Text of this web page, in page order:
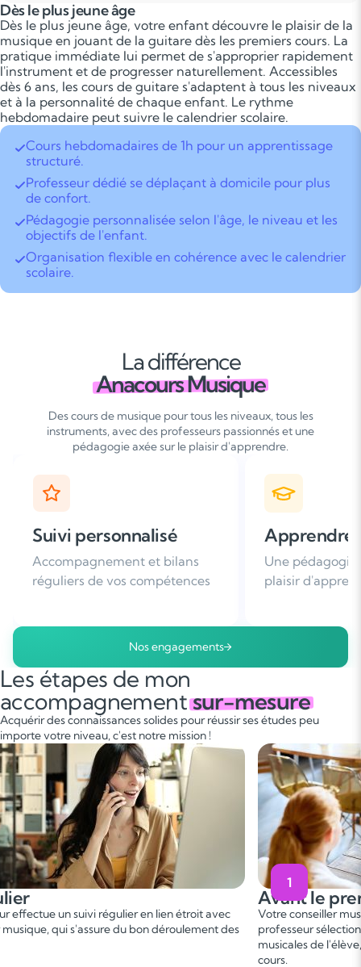
Dès le plus jeune âge
Dès le plus jeune âge, votre enfant découvre le plaisir de la
musique en jouant de la guitare dès les premiers cours. La
pratique immédiate lui permet de s'approprier rapidement
l'instrument et de progresser naturellement. Accessibles
dès 6 ans, les cours de guitare s'adaptent à tous les niveaux
et à la personnalité de chaque enfant. Le rythme
hebdomadaire peut suivre le calendrier scolaire.
Cours hebdomadaires de 1h pour un apprentissage
structuré.
Professeur dédié se déplaçant à domicile pour plus
de confort.
Pédagogie personnalisée selon l'âge, le niveau et les
objectifs de l'enfant.
Organisation flexible en cohérence avec le calendrier
scolaire.
La différence
Anacours Musique
Des cours de musique pour tous les niveaux, tous les
instruments, avec des professeurs passionnés et une
pédagogie axée sur le plaisir d'apprendre.
Apprendre avec plaisir
Une pédagogie basée sur le
plaisir d'apprendre
Plus de 96% de
nous
Nos engagements
Les étapes de mon
accompagnementsur-mesure
Acquérir des connaissances solides pour réussir ses études peu
importe votre niveau, c'est notre mission !
1
Avant le premier cours
Votre conseiller musique vous met en relation avec un
professeur sélectionné, en fonction des besoins et aspirations
musicales de l'élève, afin de convenir d'une date de premier